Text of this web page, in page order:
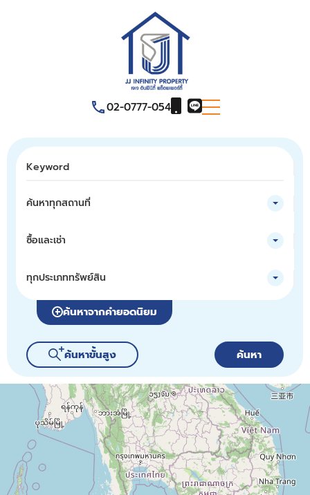
02-0777-054
ค้นหาทุกสถานที่
ซื้อและเช่า
ทุกประเภททรัพย์สิน
ค้นหาจากคำยอดนิยม
ค้นหาขั้นสูง ค้นหา
424